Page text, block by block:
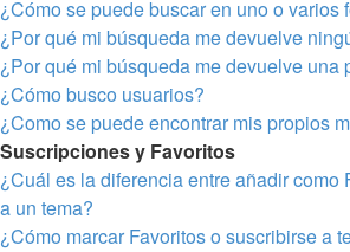
¿Cómo se puede buscar en uno o varios
¿Por qué mi búsqueda me devuelve
¿Por qué mi búsqueda me devuelve una
¿Cómo busco usuarios?
¿Como se puede encontrar mis propios
Suscripciones y Favoritos
¿Cuál es la diferencia entre añadir como
a un tema?
¿Cómo marcar Favoritos o suscribirse a